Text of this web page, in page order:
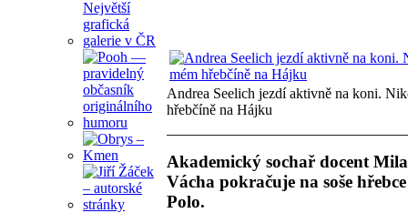
Andrea Seelich jezdí aktivně na koni.
hřebčíně na Hájku
Akademický sochař docent
Vácha pokračuje na soše
Polo.